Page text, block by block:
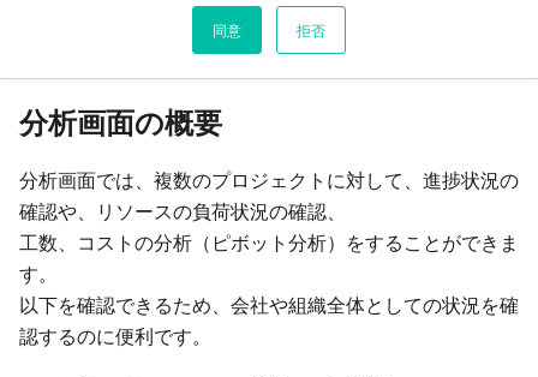
同意 拒否
分析画面でできること
分析画面の概要
分析画面では、複数のプロジェクトに対して、進捗状況の
確認や、リソースの負荷状況の確認、
工数、コストの分析（ピボット分析）をすることができま
す。
以下を確認できるため、会社や組織全体としての状況を確
認するのに便利です。